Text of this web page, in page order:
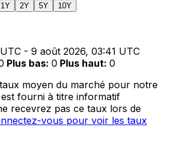
1Y 2Y 5Y 10Y
- 9 août 2026, 03:41 UTC
Plus bas: 0 Plus haut: 0
moyen du marché pour notre
fourni à titre informatif
recevrez pas ce taux lors de
vous pour voir les taux